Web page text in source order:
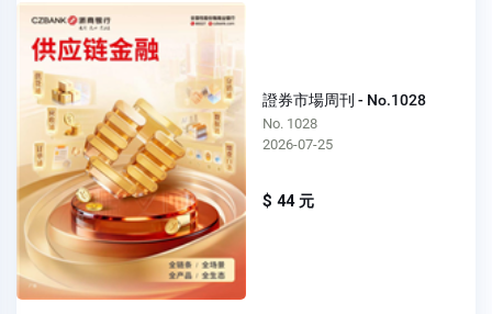
證券市場周刊 - No.1028
No. 1028
2026-07-25
$ 44 元